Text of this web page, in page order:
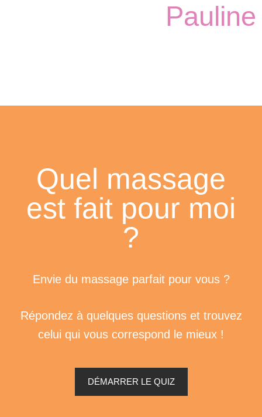
Pauline
Quel massage
est fait pour moi
?
Envie du massage parfait pour vous ?
Répondez à quelques questions et trouvez
celui qui vous correspond le mieux !
DÉMARRER LE QUIZ